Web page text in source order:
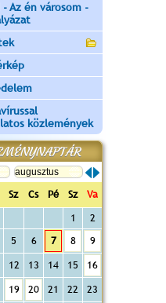
- Az én városom -
közlemények
Sz Cs Pé Sz
Va
1
2
5 6 7 8 9
12 13 14 15 16
19 20 21 22
23